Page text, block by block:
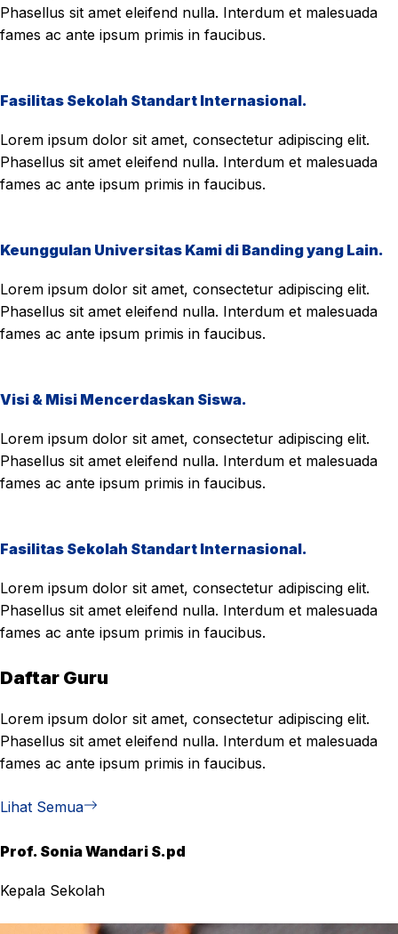
Phasellus sit amet eleifend nulla. Interdum et malesuada
fames ac ante ipsum primis in faucibus.
Fasilitas Sekolah Standart Internasional.
Lorem ipsum dolor sit amet, consectetur adipiscing elit.
Phasellus sit amet eleifend nulla. Interdum et malesuada
fames ac ante ipsum primis in faucibus.
Keunggulan Universitas Kami di Banding yang Lain.
Lorem ipsum dolor sit amet, consectetur adipiscing elit.
Phasellus sit amet eleifend nulla. Interdum et malesuada
fames ac ante ipsum primis in faucibus.
Visi & Misi Mencerdaskan Siswa.
Lorem ipsum dolor sit amet, consectetur adipiscing elit.
Phasellus sit amet eleifend nulla. Interdum et malesuada
fames ac ante ipsum primis in faucibus.
Fasilitas Sekolah Standart Internasional.
Lorem ipsum dolor sit amet, consectetur adipiscing elit.
Phasellus sit amet eleifend nulla. Interdum et malesuada
fames ac ante ipsum primis in faucibus.
Daftar Guru
Lorem ipsum dolor sit amet, consectetur adipiscing elit.
Phasellus sit amet eleifend nulla. Interdum et malesuada
fames ac ante ipsum primis in faucibus.
Lihat Semua
Prof. Sonia Wandari S.pd
Kepala Sekolah